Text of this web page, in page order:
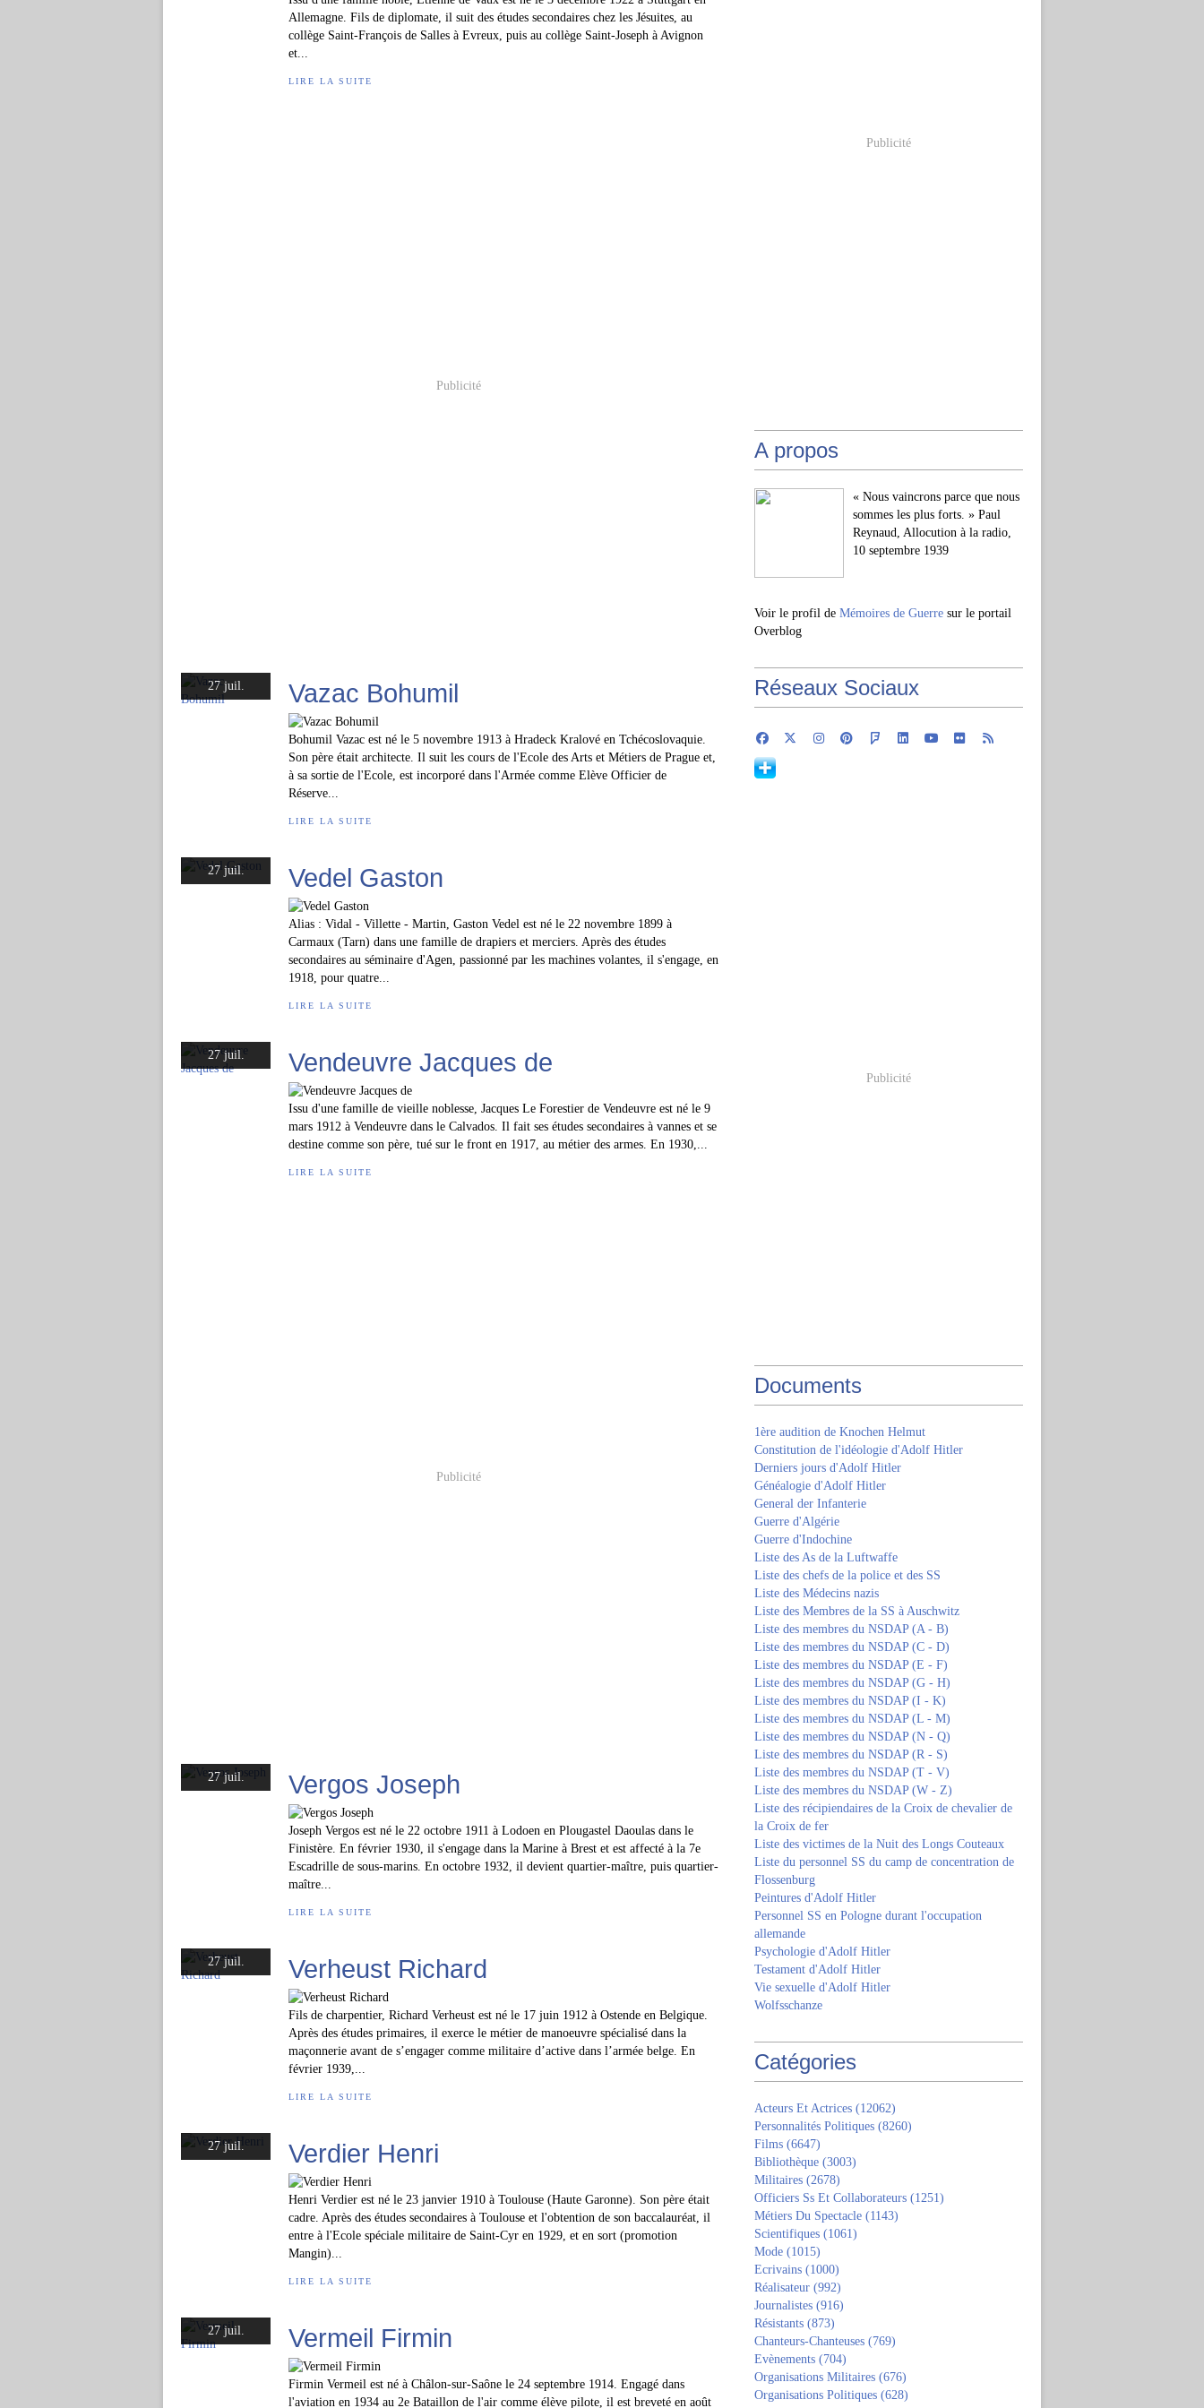
Allemagne. Fils de diplomate, il suit des études secondaires chez les Jésuites, au
collège Saint-François de Salles à Evreux, puis au collège Saint-Joseph à Avignon
et...
LIRE LA SUITE
Publicité
27 juil. Vazac Bohumil
Bohumil Vazac est né le 5 novembre 1913 à Hradeck Kralové en Tchécoslovaquie.
Son père était architecte. Il suit les cours de l'Ecole des Arts et Métiers de Prague et,
à sa sortie de l'Ecole, est incorporé dans l'Armée comme Elève Officier de
Réserve...
LIRE LA SUITE
27 juil. Vedel Gaston
Alias : Vidal - Villette - Martin, Gaston Vedel est né le 22 novembre 1899 à
Carmaux (Tarn) dans une famille de drapiers et merciers. Après des études
secondaires au séminaire d'Agen, passionné par les machines volantes, il s'engage, en
1918, pour quatre...
LIRE LA SUITE
27 juil. Vendeuvre Jacques de
Issu d'une famille de vieille noblesse, Jacques Le Forestier de Vendeuvre est né le 9
mars 1912 à Vendeuvre dans le Calvados. Il fait ses études secondaires à vannes et se
destine comme son père, tué sur le front en 1917, au métier des armes. En 1930,...
LIRE LA SUITE
Publicité
27 juil. Vergos Joseph
Joseph Vergos est né le 22 octobre 1911 à Lodoen en Plougastel Daoulas dans le
Finistère. En février 1930, il s'engage dans la Marine à Brest et est affecté à la 7e
Escadrille de sous-marins. En octobre 1932, il devient quartier-maître, puis quartier-
maître...
LIRE LA SUITE
27 juil. Verheust Richard
Fils de charpentier, Richard Verheust est né le 17 juin 1912 à Ostende en Belgique.
Après des études primaires, il exerce le métier de manoeuvre spécialisé dans la
maçonnerie avant de s’engager comme militaire d’active dans l’armée belge. En
février 1939,...
LIRE LA SUITE
27 juil. Verdier Henri
Henri Verdier est né le 23 janvier 1910 à Toulouse (Haute Garonne). Son père était
cadre. Après des études secondaires à Toulouse et l'obtention de son baccalauréat, il
entre à l'Ecole spéciale militaire de Saint-Cyr en 1929, et en sort (promotion
Mangin)...
LIRE LA SUITE
27 juil. Vermeil Firmin
Firmin Vermeil est né à Châlon-sur-Saône le 24 septembre 1914. Engagé dans
l'aviation en 1934 au 2e Bataillon de l'air comme élève pilote, il est breveté en août
Publicité
A propos
« Nous vaincrons parce que nous
sommes les plus forts. » Paul
Reynaud, Allocution à la radio,
10 septembre 1939
Voir le profil de Mémoires de Guerre sur le portail
Overblog
Réseaux Sociaux
Publicité
Documents
1ère audition de Knochen Helmut
Constitution de l'idéologie d'Adolf Hitler
Derniers jours d'Adolf Hitler
Généalogie d'Adolf Hitler
General der Infanterie
Guerre d'Algérie
Guerre d'Indochine
Liste des As de la Luftwaffe
Liste des chefs de la police et des SS
Liste des Médecins nazis
Liste des Membres de la SS à Auschwitz
Liste des membres du NSDAP (A - B)
Liste des membres du NSDAP (C - D)
Liste des membres du NSDAP (E - F)
Liste des membres du NSDAP (G - H)
Liste des membres du NSDAP (I - K)
Liste des membres du NSDAP (L - M)
Liste des membres du NSDAP (N - Q)
Liste des membres du NSDAP (R - S)
Liste des membres du NSDAP (T - V)
Liste des membres du NSDAP (W - Z)
Liste des récipiendaires de la Croix de chevalier de
la Croix de fer
Liste des victimes de la Nuit des Longs Couteaux
Liste du personnel SS du camp de concentration de
Flossenburg
Peintures d'Adolf Hitler
Personnel SS en Pologne durant l'occupation
allemande
Psychologie d'Adolf Hitler
Testament d'Adolf Hitler
Vie sexuelle d'Adolf Hitler
Wolfsschanze
Catégories
Acteurs Et Actrices (12062)
Personnalités Politiques (8260)
Films (6647)
Bibliothèque (3003)
Militaires (2678)
Officiers Ss Et Collaborateurs (1251)
Métiers Du Spectacle (1143)
Scientifiques (1061)
Mode (1015)
Ecrivains (1000)
Réalisateur (992)
Journalistes (916)
Résistants (873)
Chanteurs-Chanteuses (769)
Evènements (704)
Organisations Militaires (676)
Organisations Politiques (628)